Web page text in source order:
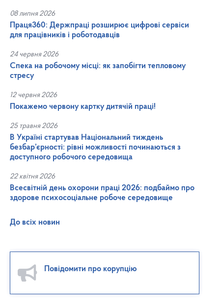
08 липня 2026
Праця360: Держпраці розширює цифрові сервіси
для працівників і роботодавців
24 червня 2026
Спека на робочому місці: як запобігти тепловому
стресу
12 червня 2026
Покажемо червону картку дитячій праці!
25 травня 2026
В Україні стартував Національний тиждень
безбар’єрності: рівні можливості починаються з
доступного робочого середовища
22 квітня 2026
Всесвітній день охорони праці 2026: подбаймо про
здорове психосоціальне робоче середовище
До всіх новин
Повідомити про корупцію